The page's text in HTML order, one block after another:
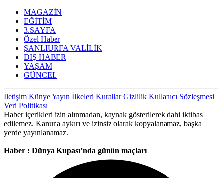
MAGAZİN
EĞİTİM
3.SAYFA
Özel Haber
ŞANLIURFA VALİLİK
DIŞ HABER
YAŞAM
GÜNCEL
İletişim KünyeYayın İlkeleri Kurallar Gizlilik Kullanıcı Sözleşmesi
Veri Politikası
Haber içerikleri izin alınmadan, kaynak gösterilerek dahi iktibas
edilemez. Kanuna aykırı ve izinsiz olarak kopyalanamaz, başka
yerde yayınlanamaz.
Haber : Dünya Kupası’nda günün maçları